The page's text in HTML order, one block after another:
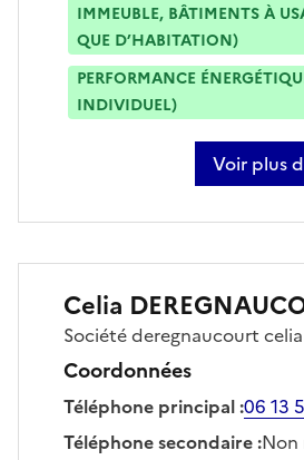
IMMEUBLE, BÂTIMENTS À
QUE D’HABITATION)
PERFORMANCE
INDIVIDUEL)
Voir plus
sur
Celia
Sociétéderegnaucourt celia
Coordonnées
Téléphone principal:06 13
Téléphone secondaire:Non